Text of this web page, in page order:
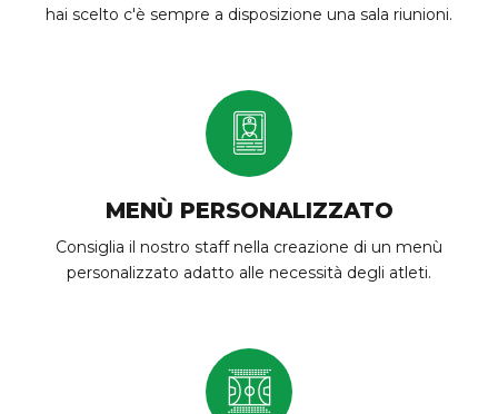
hai scelto c'è sempre a disposizione una sala riunioni.
MENÙ PERSONALIZZATO
Consiglia il nostro staff nella creazione di un menù
personalizzato adatto alle necessità degli atleti.